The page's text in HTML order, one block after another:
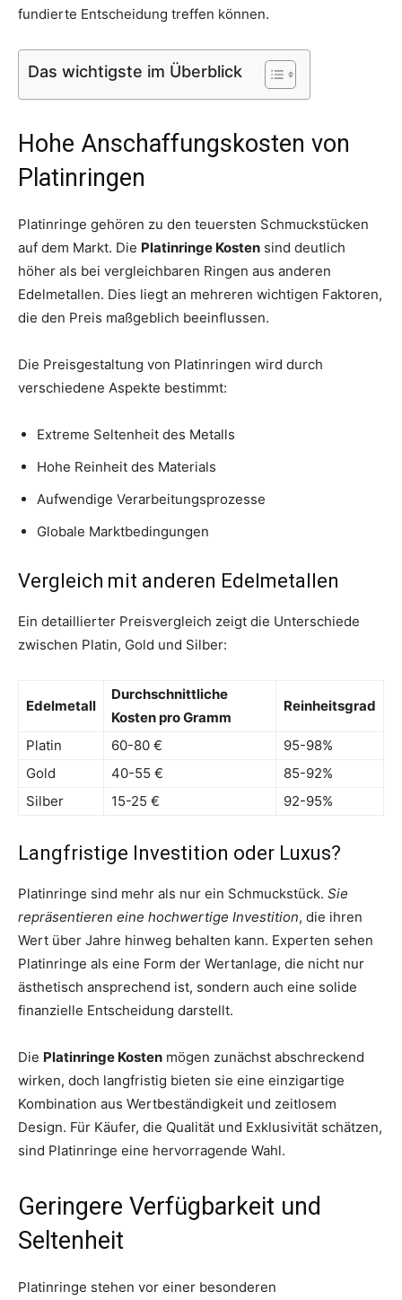
fundierte Entscheidung treffen können.
Das wichtigste im Überblick
Hohe Anschaffungskosten von
Platinringen
Platinringe gehören zu den teuersten Schmuckstücken
auf dem Markt. Die Platinringe Kosten sind deutlich
höher als bei vergleichbaren Ringen aus anderen
Edelmetallen. Dies liegt an mehreren wichtigen Faktoren,
die den Preis maßgeblich beeinflussen.
Die Preisgestaltung von Platinringen wird durch
verschiedene Aspekte bestimmt:
Extreme Seltenheit des Metalls
Hohe Reinheit des Materials
Aufwendige Verarbeitungsprozesse
Globale Marktbedingungen
Vergleich mit anderen Edelmetallen
Ein detaillierter Preisvergleich zeigt die Unterschiede
zwischen Platin, Gold und Silber:
Edelmetall
Durchschnittliche
Kosten pro Gramm
Reinheitsgrad
Platin 60-80 €
95-98%
Gold
40-55 €
85-92%
Silber
15-25 € 92-95%
Langfristige Investition oder Luxus?
Platinringe sind mehr als nur ein Schmuckstück. Sie
repräsentieren eine hochwertige Investition, die ihren
Wert über Jahre hinweg behalten kann. Experten sehen
Platinringe als eine Form der Wertanlage, die nicht nur
ästhetisch ansprechend ist, sondern auch eine solide
finanzielle Entscheidung darstellt.
Die Platinringe Kosten mögen zunächst abschreckend
wirken, doch langfristig bieten sie eine einzigartige
Kombination aus Wertbeständigkeit und zeitlosem
Design. Für Käufer, die Qualität und Exklusivität schätzen,
sind Platinringe eine hervorragende Wahl.
Geringere Verfügbarkeit und
Seltenheit
Platinringe stehen vor einer besonderen